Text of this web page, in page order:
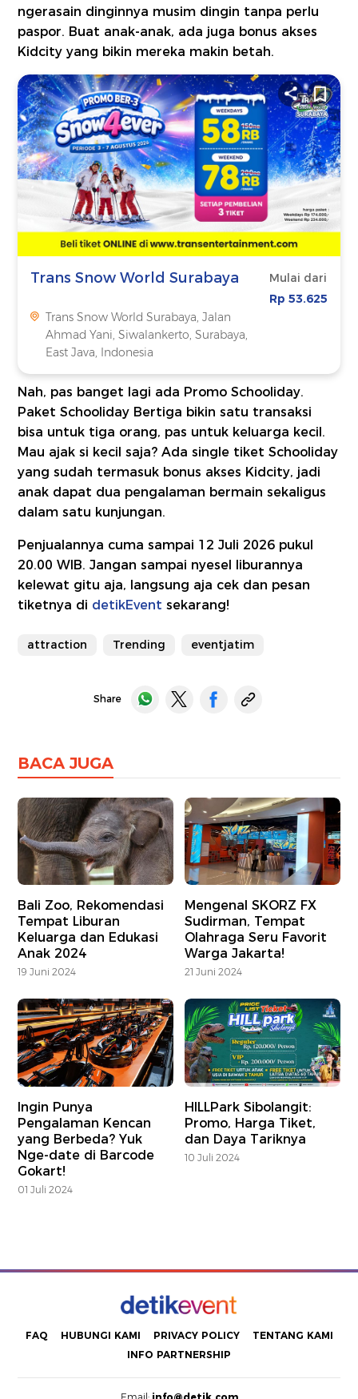
ngerasain dinginnya musim dingin tanpa perlu
paspor. Buat anak-anak, ada juga bonus akses
Kidcity yang bikin mereka makin betah.
Trans Snow World Surabaya
Trans Snow World Surabaya, Jalan
Ahmad Yani, Siwalankerto, Surabaya,
East Java, Indonesia
Mulai dari
Rp 53.625
Nah, pas banget lagi ada Promo Schooliday.
Paket Schooliday Bertiga bikin satu transaksi
bisa untuk tiga orang, pas untuk keluarga kecil.
Mau ajak si kecil saja? Ada single tiket Schooliday
yang sudah termasuk bonus akses Kidcity, jadi
anak dapat dua pengalaman bermain sekaligus
dalam satu kunjungan.
Penjualannya cuma sampai 12 Juli 2026 pukul
20.00 WIB. Jangan sampai nyesel liburannya
kelewat gitu aja, langsung aja cek dan pesan
tiketnya di detikEventsekarang!
attraction Trending eventjatim
Share
BACA JUGA
Bali Zoo, Rekomendasi
Tempat Liburan
Keluarga dan Edukasi
Anak 2024
19 Juni 2024
Mengenal SKORZ FX
Sudirman, Tempat
Olahraga Seru Favorit
Warga Jakarta!
21 Juni 2024
Ingin Punya
Pengalaman Kencan
yang Berbeda? Yuk
Nge-date di Barcode
Gokart!
01 Juli 2024
HILLPark Sibolangit:
Promo, Harga Tiket,
dan Daya Tariknya
10 Juli 2024
FAQ HUBUNGI KAMI PRIVACY POLICY
TENTANG KAMI
INFO PARTNERSHIP